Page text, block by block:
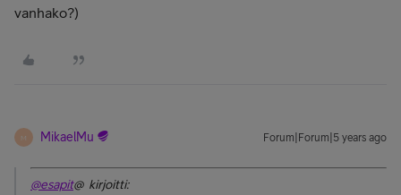
vanhako?)
M MikaelMu Forum|Forum|5 years ago
@esapit@ kirjoitti: